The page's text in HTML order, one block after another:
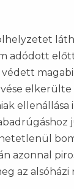
adódott
elkerülte
ellenállása
azonnal
az alsóházi